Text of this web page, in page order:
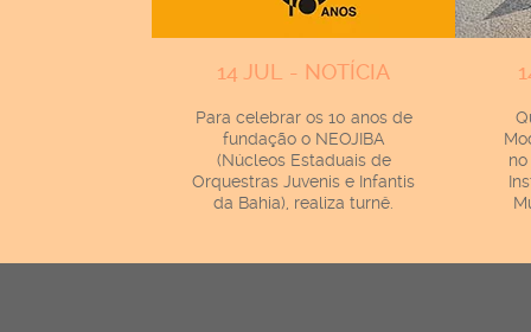
14 JUL - NOTÍCIA
Para celebrar os 10 anos de
fundação o NEOJIBA
(Núcleos Estaduais de
Orquestras Juvenis e Infantis
da Bahia), realiza turnê.